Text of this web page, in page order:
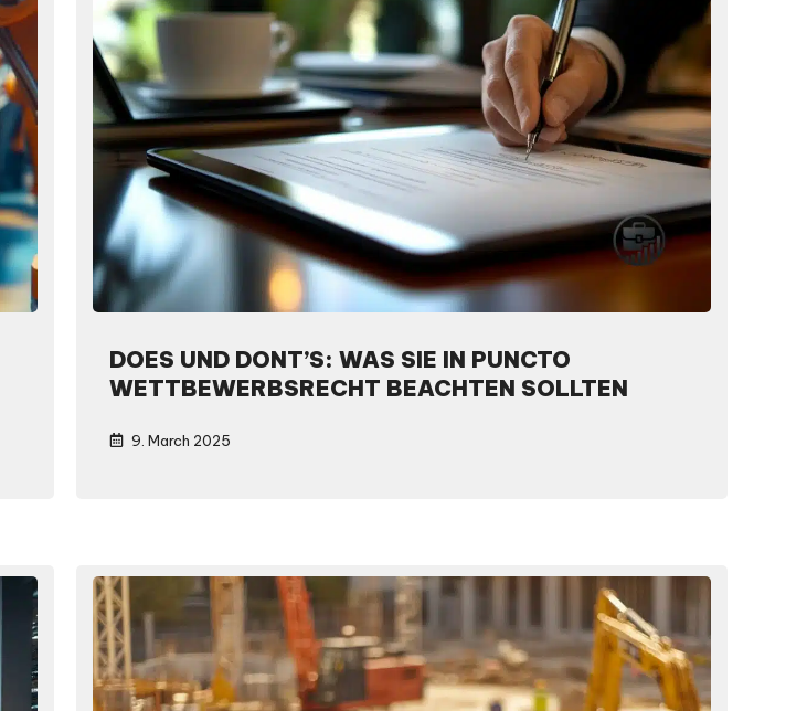
DOES UND DONT’S: WAS SIE IN PUNCTO
WETTBEWERBSRECHT BEACHTEN SOLLTEN
9. March 2025